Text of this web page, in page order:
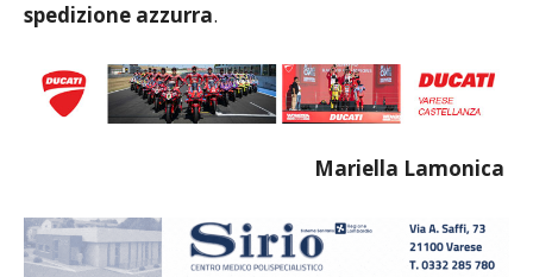
spedizione azzurra.
Mariella Lamonica